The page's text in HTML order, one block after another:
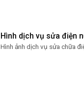
Hình dịch vụ sửa điện
Hình ảnh dịch vụ sửa chữa